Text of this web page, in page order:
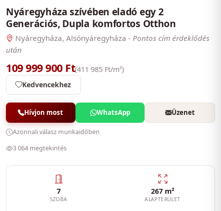
Nyáregyháza szívében eladó egy 2
Generációs, Dupla komfortos Otthon
Nyáregyháza, Alsónyáregyháza - Pontos cím érdeklődés
után
109 999 900 Ft(411 985 Ft/m²)
Kedvencekhez
Hívjon most WhatsApp Üzenet
Azonnali válasz munkaidőben
3 064 megtekintés
7
SZOBA
267 m²
ALAPTERÜLET